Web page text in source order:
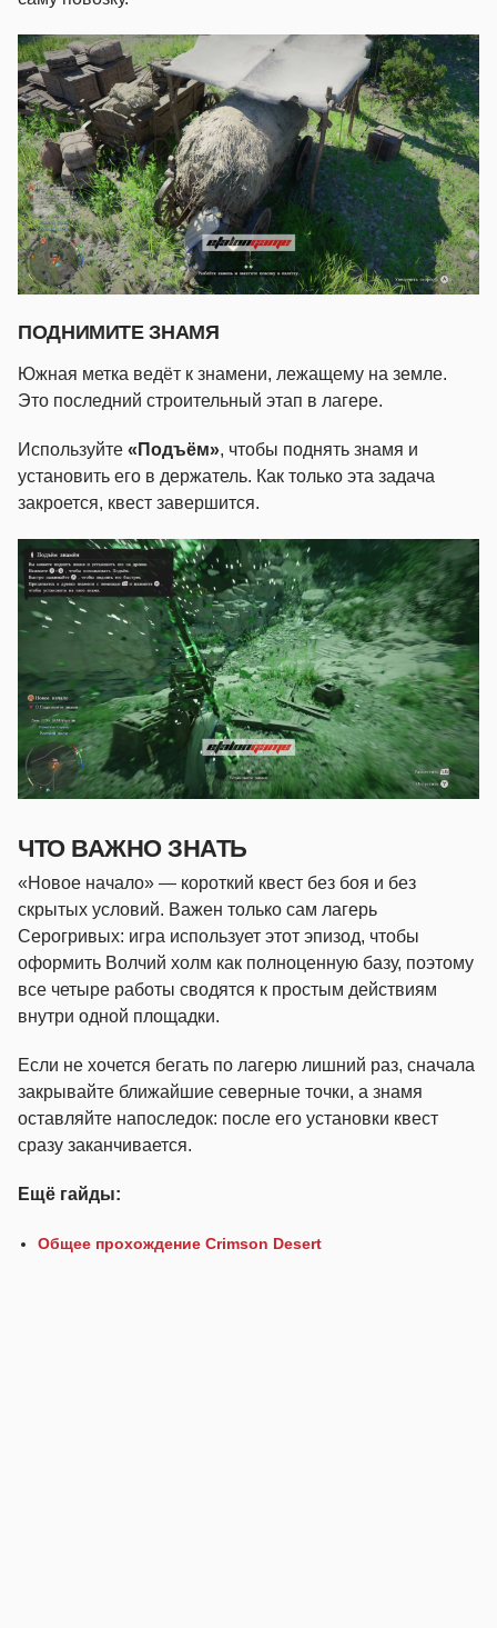
ПОДНИМИТЕ ЗНАМЯ
Южная метка ведёт к знамени, лежащему на земле.
Это последний строительный этап в лагере.
Используйте «Подъём», чтобы поднять знамя и
установить его в держатель. Как только эта задача
закроется, квест завершится.
ЧТО ВАЖНО ЗНАТЬ
«Новое начало» — короткий квест без боя и без
скрытых условий. Важен только сам лагерь
Серогривых: игра использует этот эпизод, чтобы
оформить Волчий холм как полноценную базу, поэтому
все четыре работы сводятся к простым действиям
внутри одной площадки.
Если не хочется бегать по лагерю лишний раз, сначала
закрывайте ближайшие северные точки, а знамя
оставляйте напоследок: после его установки квест
сразу заканчивается.
Ещё гайды:
Общее прохождение Crimson Desert